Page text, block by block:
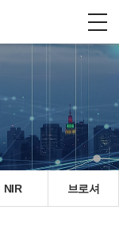
NIR 브로셔